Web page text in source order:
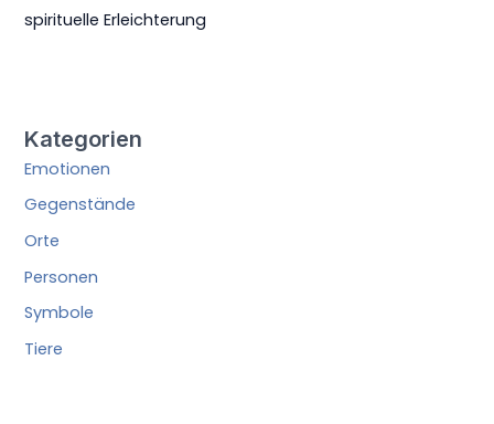
spirituelle Erleichterung
Kategorien
Emotionen
Gegenstände
Orte
Personen
Symbole
Tiere